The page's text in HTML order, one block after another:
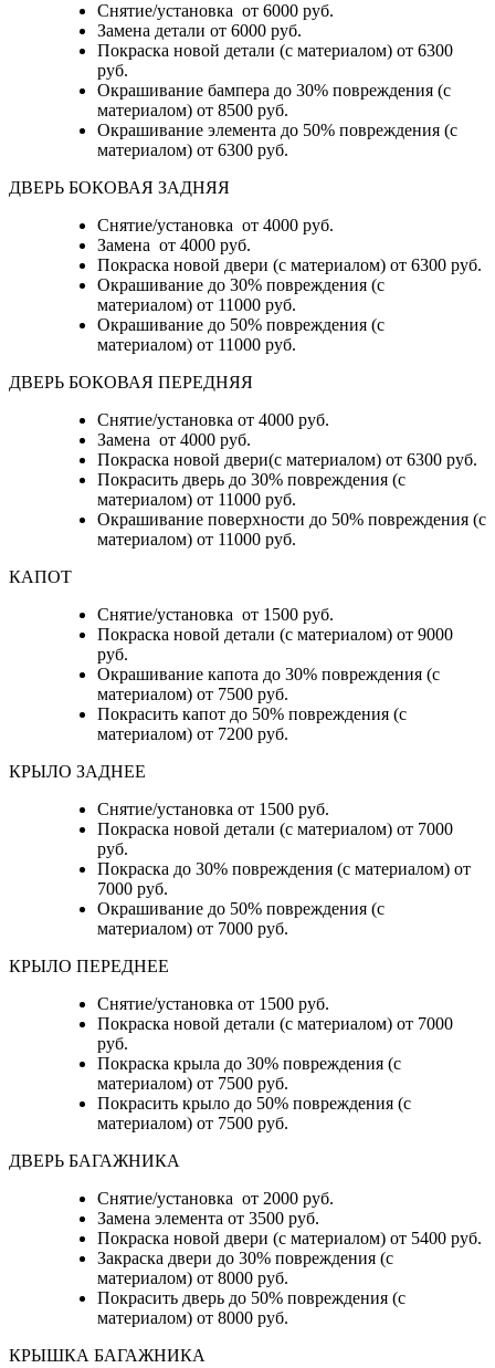
Снятие/установка от 6000 руб.
Замена детали от 6000 руб.
Покраска новой детали (с материалом) от 6300
руб.
Окрашивание бампера до 30% повреждения (с
материалом) от 8500 руб.
Окрашивание элемента до 50% повреждения (с
материалом) от 6300 руб.
ДВЕРЬ БОКОВАЯ ЗАДНЯЯ
Снятие/установка от 4000 руб.
Замена от 4000 руб.
Покраска новой двери (с материалом) от 6300 руб.
Окрашивание до 30% повреждения (с
материалом) от 11000 руб.
Окрашивание до 50% повреждения (с
материалом) от 11000 руб.
ДВЕРЬ БОКОВАЯ ПЕРЕДНЯЯ
Снятие/установка от 4000 руб.
Замена от 4000 руб.
Покраска новой двери(с материалом) от 6300 руб.
Покрасить дверь до 30% повреждения (с
материалом) от 11000 руб.
Окрашивание поверхности до 50% повреждения (с
материалом) от 11000 руб.
КАПОТ
Снятие/установка от 1500 руб.
Покраска новой детали (с материалом) от 9000
руб.
Окрашивание капота до 30% повреждения (с
материалом) от 7500 руб.
Покрасить капот до 50% повреждения (с
материалом) от 7200 руб.
КРЫЛО ЗАДНЕЕ
Снятие/установка от 1500 руб.
Покраска новой детали (с материалом) от 7000
руб.
Покраска до 30% повреждения (с материалом) от
7000 руб.
Окрашивание до 50% повреждения (с
материалом) от 7000 руб.
КРЫЛО ПЕРЕДНЕЕ
Снятие/установка от 1500 руб.
Покраска новой детали (с материалом) от 7000
руб.
Покраска крыла до 30% повреждения (с
материалом) от 7500 руб.
Покрасить крыло до 50% повреждения (с
материалом) от 7500 руб.
ДВЕРЬ БАГАЖНИКА
Снятие/установка от 2000 руб.
Замена элемента от 3500 руб.
Покраска новой двери (с материалом) от 5400 руб.
Закраска двери до 30% повреждения (с
материалом) от 8000 руб.
Покрасить дверь до 50% повреждения (с
материалом) от 8000 руб.
КРЫШКА БАГАЖНИКА